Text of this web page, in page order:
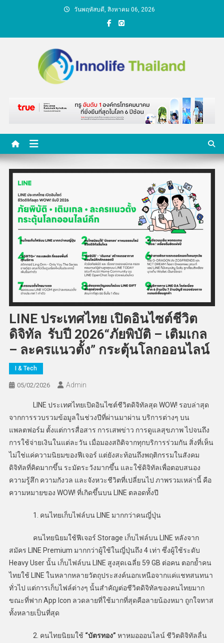
วันพฤหัสบดี, สิงหาคม 06, 2026
คนกับความคิด ชีวิตกับ
นวัตกรรม
LINE ประเทศไทย เปิดอินไซต์ชีวิต
ดิจิทัล รับปี 2026“ภัยพิบัติ – เติมเกล
– ละครแนวตั้ง” กระตุ้นโลกออนไลน์
I & Tech
05/02/2026 Admin
LINE ประเทศไทยเปิดอินไซต์ชีวิตดิจิทัลสุด WOW! รอบล่าสุด
จากการรวบรวมข้อมูลในช่วงปีที่ผ่านมาผ่าน บริการต่างๆ บน
แพลตฟอร์ม ตั้งแต่การสื่อสาร การเสพข่าว การดูแลสุขภาพ ไปจนถึง
การใช้จ่ายเงินในแต่ละวัน เมื่อมองสถิติจากทุกบริการร่วมกัน สิ่งที่เห็น
ไม่ใช่แค่ความนิยมของฟีเจอร์ แต่ยังสะท้อนถึงพฤติกรรมในสังคม
ดิจิทัลที่คิดมากขึ้น ระมัดระวังมากขึ้น และใช้ดิจิทัลเพื่อตอบสนอง
ความรู้สึก ความกังวล และจังหวะชีวิตที่เปลี่ยนไป ภาพรวมเหล่านี้ คือ
ความหมายของ WOW! ที่เกิดขึ้นบน LINE ตลอดทั้งปี
1. คนไทยเก็บไฟล์บน LINE มากกว่าคนญี่ปุ่น
คนไทยนิยมใช้ฟีเจอร์ Storage เก็บไฟล์บน LINE หลังจาก
สมัคร LINE Premium มากกว่าผู้ใช้ในญี่ปุ่นถึง 4 เท่า ซึ่งผู้ใช้ระดับ
Heavy User นั้น เก็บไฟล์บน LINE สูงสุดเฉลี่ย 59 GB ต่อคน ตอกย้ำคน
ไทยใช้ LINE ในหลากหลายวัตถุประสงค์นอกเหนือจากแค่แชทสนทนา
ทั่วไป แต่การเก็บไฟล์ต่างๆ นั้นสำคัญต่อชีวิตดิจิทัลของคนไทยมาก
ขณะที่ฟาก App Icon ลวดลายที่ใช้มากที่สุดคือลายน้องหมา ถูกใจทาส
ทั้งหลายเป็นที่สุด
2. คนไทยนิยมใช้ “บัตรทอง” หาหมอออนไลน์ ชีวิตดิจิทัลลื่น